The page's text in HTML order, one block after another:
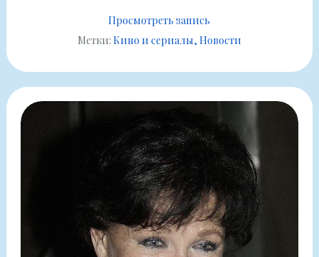
Просмотреть запись
Метки: Кино и сериалы Новости